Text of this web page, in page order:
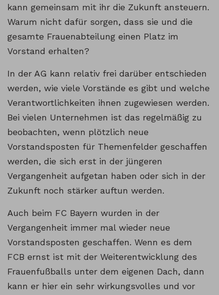
kann gemeinsam mit ihr die Zukunft ansteuern.
Warum nicht dafür sorgen, dass sie und die
gesamte Frauenabteilung einen Platz im
Vorstand erhalten?
In der AG kann relativ frei darüber entschieden
werden, wie viele Vorstände es gibt und welche
Verantwortlichkeiten ihnen zugewiesen werden.
Bei vielen Unternehmen ist das regelmäßig zu
beobachten, wenn plötzlich neue
Vorstandsposten für Themenfelder geschaffen
werden, die sich erst in der jüngeren
Vergangenheit aufgetan haben oder sich in der
Zukunft noch stärker auftun werden.
Auch beim FC Bayern wurden in der
Vergangenheit immer mal wieder neue
Vorstandsposten geschaffen. Wenn es dem
FCB ernst ist mit der Weiterentwicklung des
Frauenfußballs unter dem eigenen Dach, dann
kann er hier ein sehr wirkungsvolles und vor